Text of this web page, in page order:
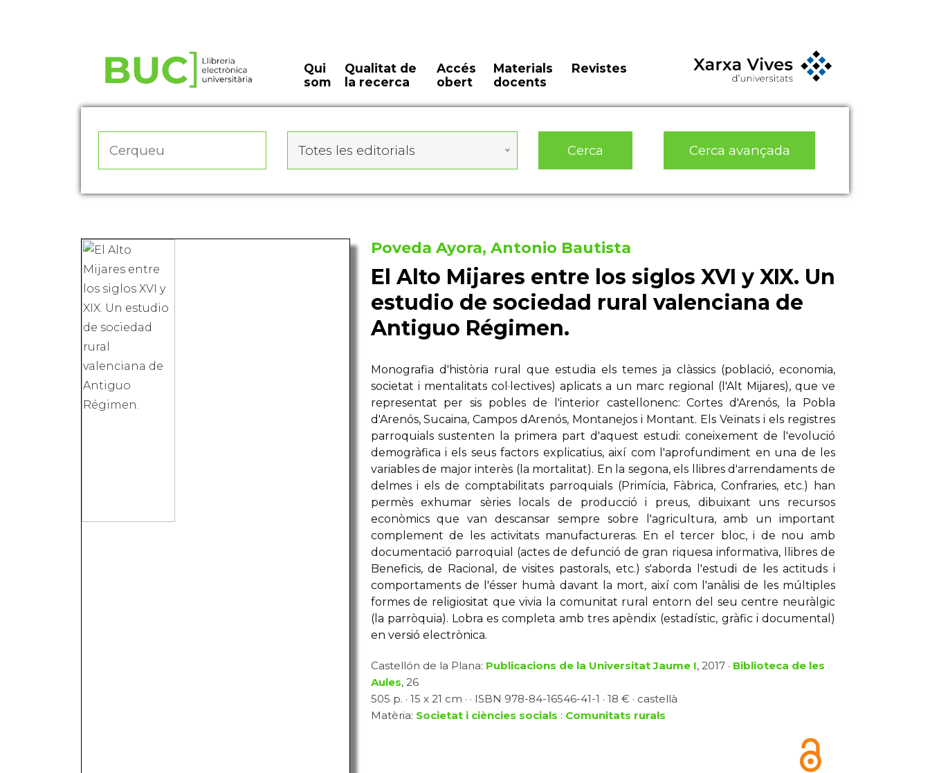
Qui
som
Qualitat de
la recerca
Accés
obert
Materials
docents
Revistes
Totes les editorials Cerca Cerca avançada
Poveda Ayora, Antonio Bautista
El Alto Mijares entre los siglos XVI y XIX. Un
estudio de sociedad rural valenciana de
Antiguo Régimen.
Monografia d'història rural que estudia els temes ja clàssics (població, economia,
societat i mentalitats col·lectives) aplicats a un marc regional (l'Alt Mijares), que ve
representat per sis pobles de l'interior castellonenc: Cortes d'Arenós, la Pobla
d'Arenós, Sucaina, Campos dArenós, Montanejos i Montant. Els Veïnats i els registres
parroquials sustenten la primera part d'aquest estudi: coneixement de l'evolució
demogràfica i els seus factors explicatius, així com l'aprofundiment en una de les
variables de major interès (la mortalitat). En la segona, els llibres d'arrendaments de
delmes i els de comptabilitats parroquials (Primícia, Fàbrica, Confraries, etc.) han
permès exhumar sèries locals de producció i preus, dibuixant uns recursos
econòmics que van descansar sempre sobre l'agricultura, amb un important
complement de les activitats manufactureras. En el tercer bloc, i de nou amb
documentació parroquial (actes de defunció de gran riquesa informativa, llibres de
Beneficis, de Racional, de visites pastorals, etc.) s'aborda l'estudi de les actituds i
comportaments de l'ésser humà davant la mort, així com l'anàlisi de les múltiples
formes de religiositat que vivia la comunitat rural entorn del seu centre neuràlgic
(la parròquia). Lobra es completa amb tres apèndix (estadístic, gràfic i documental)
en versió electrònica.
Castellón de la Plana: Publicacions de la Universitat Jaume I, 2017 · Biblioteca de les
Aules, 26
505 p. · 15 x 21 cm · · ISBN 978-84-16546-41-1 · 18 € · castellà
Matèria: Societat i ciències socials : Comunitats rurals